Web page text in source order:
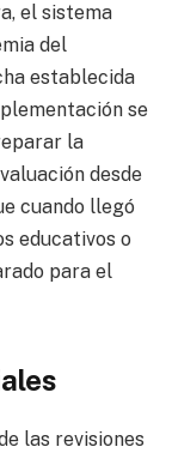
el sistema
del
establecida
se
la
desde
cuando llegó
educativos o
para el
las revisiones